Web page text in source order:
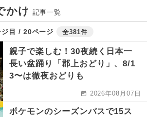
かけ 記事一覧
ジ目 / 20ページ 全381件
親子で楽しむ！30夜続く日本一
長い盆踊り「郡上おどり」、8/1
3〜は徹夜おどりも
2026年08月07日
ポケモンのシーズンパスで15ス